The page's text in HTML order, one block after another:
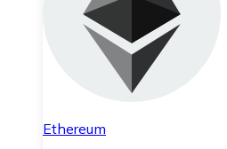
Ethereum